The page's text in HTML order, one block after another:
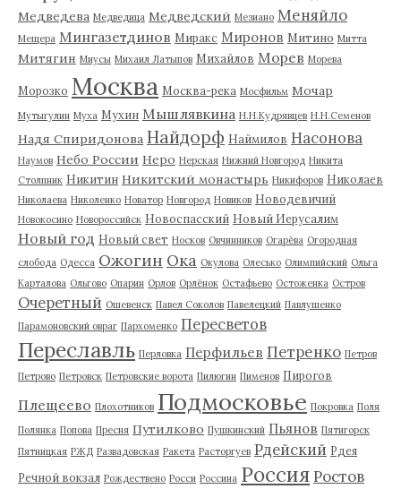
Медведева Медведица Медведский Мезиано Меняйло
Мещера Мингазетдинов Миракс Миронов Митино Митта
Митягин Миусы Михаил Латыпов Михайлов Морев Морева
Морозко Москва Москва-река Мосфильм Мочар
Мутыгулин Муха Мухин Мышлявкина Н.Н.Кудрявцев Н.Н.Семенов
Надя Спиридонова Найдорф Наймилов Насонова
Наумов Небо России Неро Нерская Нижний Новгород Никита
Столпник Никитин Никитский монастырь Никифоров Николаев
Николаева Николенко Новатор Новгород Новиков Новодевичий
Новокосино Новороссийск Новоспасский Новый Иерусалим
Новый год Новый свет Носков Овчинников Огарёва Огородная
слобода Одесса Ожогин Ока Окулова Олесько Олимпийский Ольга
Карталова Ольгово Опарин Орлов Орлёнок Остафьево Остоженка Остров
Очеретный Ошевенск Павел Соколов Павелецкий Павлушенко
Парамоновский овраг Пархоменко Пересветов
Переславль Перловка Перфильев Петренко Петров
Петрово Петровск Петровские ворота Пилюгин Пименов Пирогов
Плещеево Плохотников Подмосковье Покровка Поля
Полянка Попова Пресня Путилково Пушкинский Пьянов Пятигорск
Пятницкая РЖД Развадовская Ракета Расторгуев Рдейский Рдея
Речной вокзал Рождествено Росси Россина Россия Ростов